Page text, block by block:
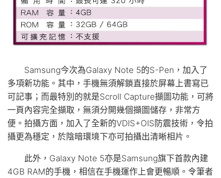
Samsung今次為Galaxy Note 5的S-Pen，加入了
多項新功能。其中，手機無須解鎖直接於屏幕上書寫已
可記事；而最特別的就是Scroll Capture擷圖功能，可將
一頁內容完全擷取，無須分開幾個擷圖儲存，非常方
便。拍攝方面，加入了全新的VDIS+OIS防震技術，令拍
攝更為穩定，於陰暗環境下亦可拍攝出清晰相片。
此外，Galaxy Note 5亦是Samsung旗下首款內建
4GB RAM的手機，相信在手機運作上會更暢順。令筆者